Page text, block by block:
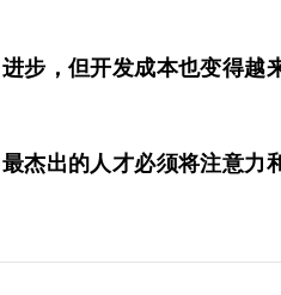
步，但开发成本也变得越
杰出的人才必须将注意力